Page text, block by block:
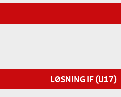
LØSNING IF (U17)